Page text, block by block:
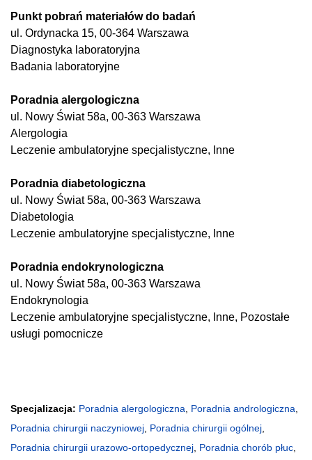
Punkt pobrań materiałów do badań
ul. Ordynacka 15, 00-364 Warszawa
Diagnostyka laboratoryjna
Badania laboratoryjne
Poradnia alergologiczna
ul. Nowy Świat 58a, 00-363 Warszawa
Alergologia
Leczenie ambulatoryjne specjalistyczne, Inne
Poradnia diabetologiczna
ul. Nowy Świat 58a, 00-363 Warszawa
Diabetologia
Leczenie ambulatoryjne specjalistyczne, Inne
Poradnia endokrynologiczna
ul. Nowy Świat 58a, 00-363 Warszawa
Endokrynologia
Leczenie ambulatoryjne specjalistyczne, Inne, Pozostałe
usługi pomocnicze
Specjalizacja: Poradnia alergologiczna Poradnia andrologiczna
Poradnia chirurgii naczyniowej Poradnia chirurgii ogólnej
Poradnia chirurgii urazowo-ortopedycznej Poradnia chorób płuc